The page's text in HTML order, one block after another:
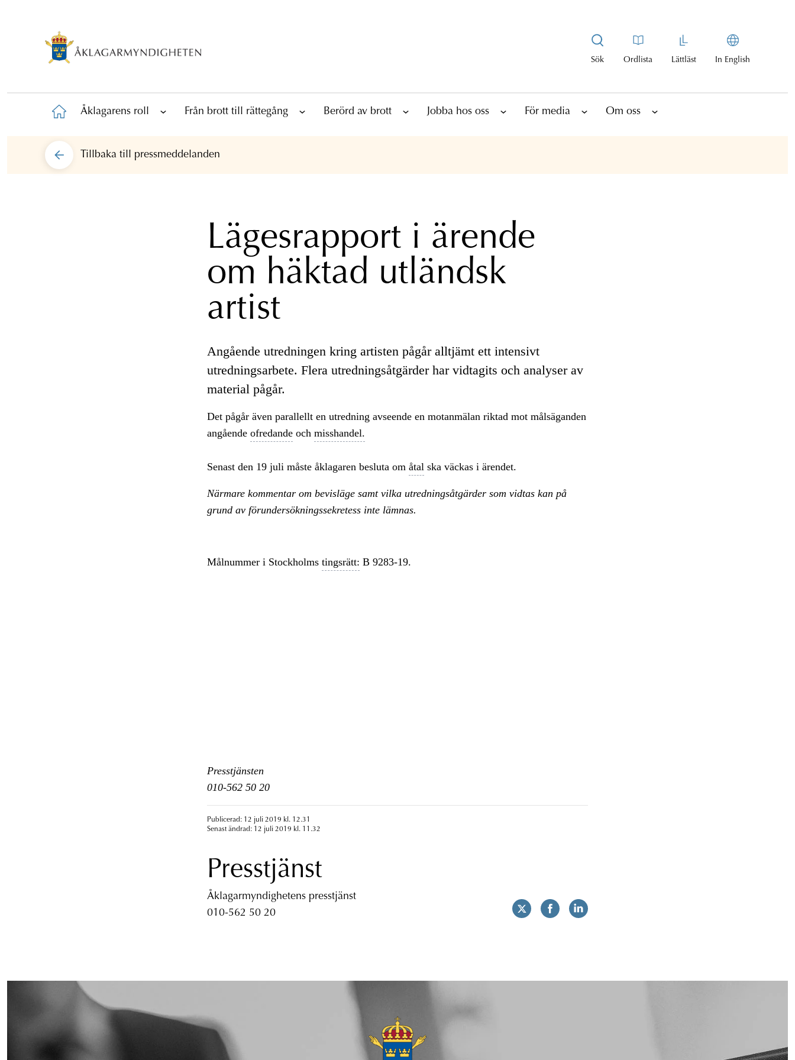
Sök Ordlista Lättläst In English
Åklagarens roll Från brott till rättegång Berörd av brott Jobba hos oss För media Om oss
Tillbaka till pressmeddelanden
Lägesrapport i ärende
om häktad utländsk
artist
Angående utredningen kring artisten pågår alltjämt ett intensivt
utredningsarbete. Flera utredningsåtgärder har vidtagits och analyser av
material pågår.
Det pågår även parallellt en utredning avseende en motanmälan riktad mot målsäganden
angående ofredandeoch misshandel.
Senast den 19 juli måste åklagaren besluta om åtal ska väckas i ärendet.
Närmare kommentar om bevisläge samt vilka utredningsåtgärder som vidtas kan på
grund av förundersökningssekretess inte lämnas.
Målnummer i Stockholms tingsrätt: B 9283-19.
Presstjänsten
010-562 50 20
Publicerad: 12 juli 2019 kl. 12.31
Senast ändrad: 12 juli 2019 kl. 11.32
Presstjänst
Åklagarmyndighetens presstjänst
010-562 50 20